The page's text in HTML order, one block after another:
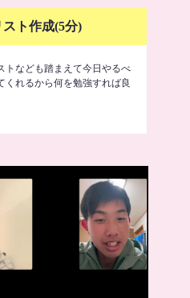
ト作成(5分)
トなども踏まえて今日やるべ
くれるから何を勉強すれば良